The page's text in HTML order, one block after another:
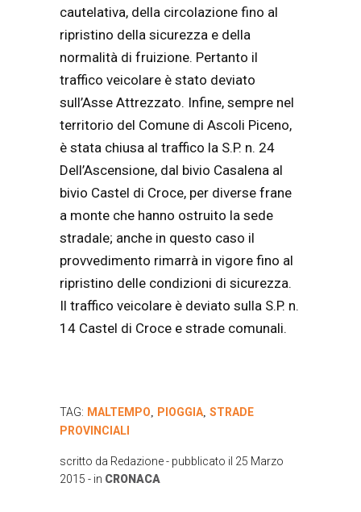
cautelativa, della circolazione fino al
ripristino della sicurezza e della
normalità di fruizione. Pertanto il
traffico veicolare è stato deviato
sull’Asse Attrezzato. Infine, sempre nel
territorio del Comune di Ascoli Piceno,
è stata chiusa al traffico la S.P. n. 24
Dell’Ascensione, dal bivio Casalena al
bivio Castel di Croce, per diverse frane
a monte che hanno ostruito la sede
stradale; anche in questo caso il
provvedimento rimarrà in vigore fino al
ripristino delle condizioni di sicurezza.
Il traffico veicolare è deviato sulla S.P. n.
14 Castel di Croce e strade comunali.
TAG: MALTEMPO, PIOGGIA, STRADE
PROVINCIALI
scritto da Redazione- pubblicato il 25 Marzo
2015 - in CRONACA